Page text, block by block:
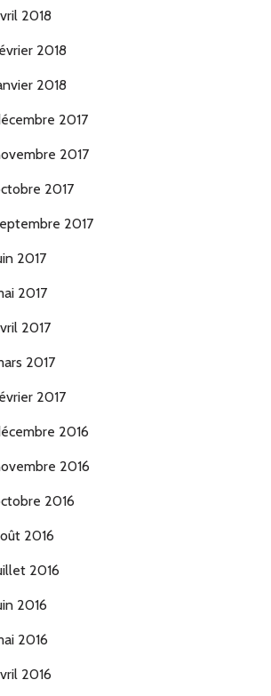
2018
2018
2018
2017
2017
2017
2017
2017
2017
2017
2017
2017
2016
2016
2016
2016
2016
2016
2016
2016